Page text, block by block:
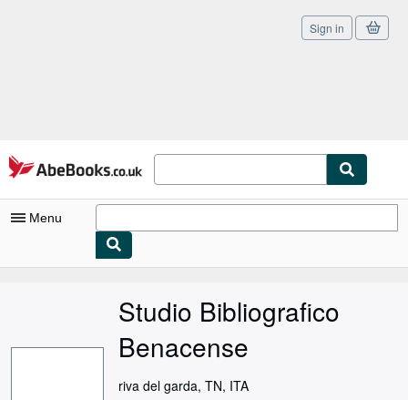
Skip to main content
AbeBooks.co.uk
Sign in
Menu
Sign Off
Studio Bibliografico
Benacense
riva del garda, TN, ITA